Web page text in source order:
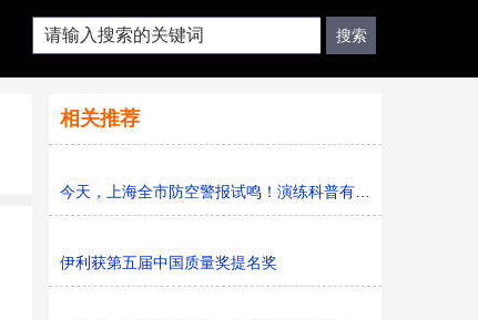
相关推荐
今天，上海全市防空警报试鸣！演练科普有序进行，人防意
伊利获第五届中国质量奖提名奖